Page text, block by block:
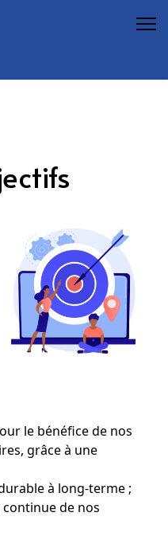
le bénéfice de nos
grâce à une
à long-terme ;
de nos